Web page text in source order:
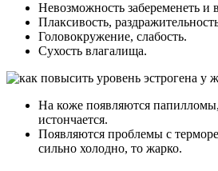
Невозможность забеременеть и
Плаксивость,
Головокружение, слабость.
Сухость влагалища.
На коже появляются
истончается.
Появляются проблемы с
сильно холодно, то жарко.